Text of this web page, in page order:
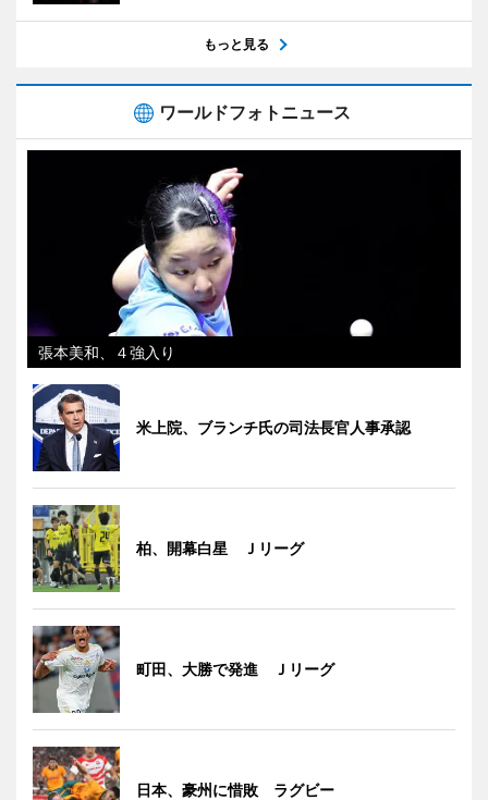
もっと見る
ワールドフォトニュース
張本美和、４強入り
米上院、ブランチ氏の司法長官人事承認
柏、開幕白星 Ｊリーグ
町田、大勝で発進 Ｊリーグ
日本、豪州に惜敗 ラグビー